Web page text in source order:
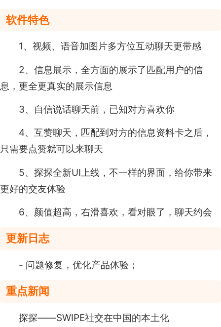
软件特色
1、视频、语音加图片多方位互动聊天更带感
2、信息展示，全方面的展示了匹配用户的信
息，更全更真实的展示信息
3、自信说话聊天前，已知对方喜欢你
4、互赞聊天，匹配到对方的信息资料卡之后，
只需要点赞就可以来聊天
5、探探全新UI上线，不一样的界面，给你带来
更好的交友体验
6、颜值超高，右滑喜欢，看对眼了，聊天约会
更新日志
- 问题修复，优化产品体验；
重点新闻
探探——SWIPE社交在中国的本土化